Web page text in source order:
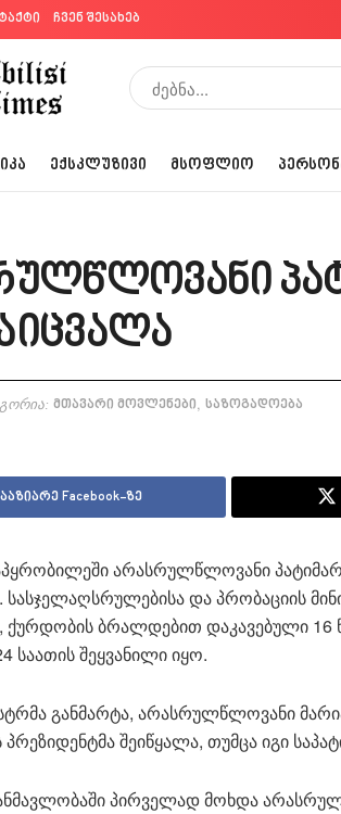
ჩვენ შესახებ
ᲔᲥᲡᲙᲚᲣᲖᲘᲕᲘ ᲛᲡᲝᲤᲚᲘᲝ
მთავარი მოვლენები, საზოგადოება
Facebook-ზე
არასრულწლოვანი
და პრობაციის
ქურდობის ბრალდებით დაკავებული 16
საათის შეყვანილი იყო.
განმარტა, არასრულწლოვანი
შეიწყალა, თუმცა იგი
პირველად მოხდა